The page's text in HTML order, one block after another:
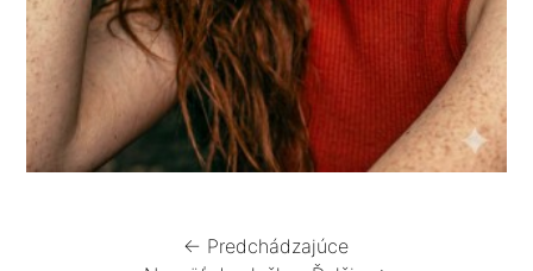
← Predchádzajúce